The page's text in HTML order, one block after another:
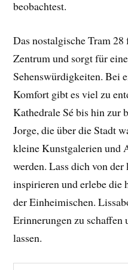
beobachtest.
Das nostalgische Tram
Zentrum und sorgt für
Sehenswürdigkeiten. Bei
Komfort gibt es viel zu
Kathedrale Sé bis hin zur
Jorge, die über die Stadt
kleine Kunstgalerien und
werden. Lass dich von
inspirieren und erlebe die
der Einheimischen.
Erinnerungen zu
lassen.